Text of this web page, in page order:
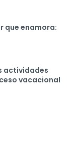
que enamora:
actividades
vacacional